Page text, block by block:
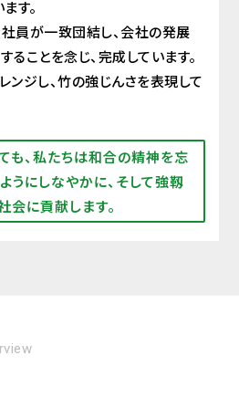
す。
員が一致団結し、会社の発展
ることを念じ、完成しています。
ンジし、竹の強じんさを表現して
も、私たちは和合の精神を忘
うにしなやかに、そして強靱
会に貢献します。